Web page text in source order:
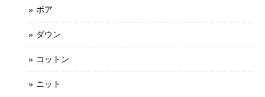
ボア
ダウン
コットン
ニット